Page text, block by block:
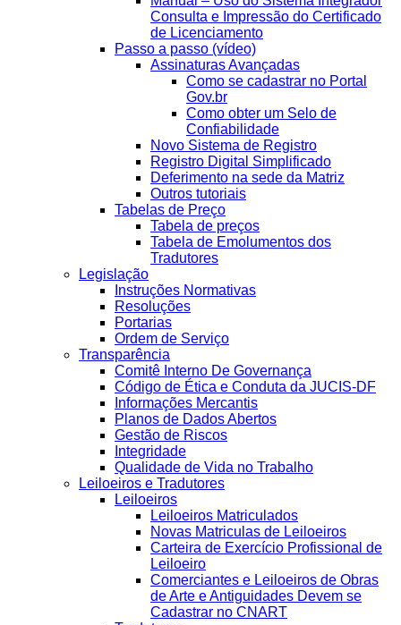
Consulta e Impressão do Certificado
de Licenciamento
Passo a passo (vídeo)
Assinaturas Avançadas
Como se cadastrar no Portal
Gov.br
Como obter um Selo de
Confiabilidade
Novo Sistema de Registro
Registro Digital Simplificado
Deferimento na sede da Matriz
Outros tutoriais
Tabelas de Preço
Tabela de preços
Tabela de Emolumentos dos
Tradutores
Legislação
Instruções Normativas
Resoluções
Portarias
Ordem de Serviço
Transparência
Comitê Interno De Governança
Código de Ética e Conduta da JUCIS-DF
Informações Mercantis
Planos de Dados Abertos
Gestão de Riscos
Integridade
Qualidade de Vida no Trabalho
Leiloeiros e Tradutores
Leiloeiros
Leiloeiros Matriculados
Novas Matriculas de Leiloeiros
Carteira de Exercício Profissional de
Leiloeiro
Comerciantes e Leiloeiros de Obras
de Arte e Antiguidades Devem se
Cadastrar no CNART